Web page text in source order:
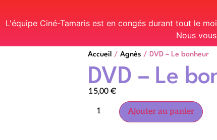
L'équipe Ciné-Tamaris est en congés durant tout le
Nous
Accueil / Agnès / DVD – Le bonheur
DVD – Le
15,00 €
Ajouter au panier